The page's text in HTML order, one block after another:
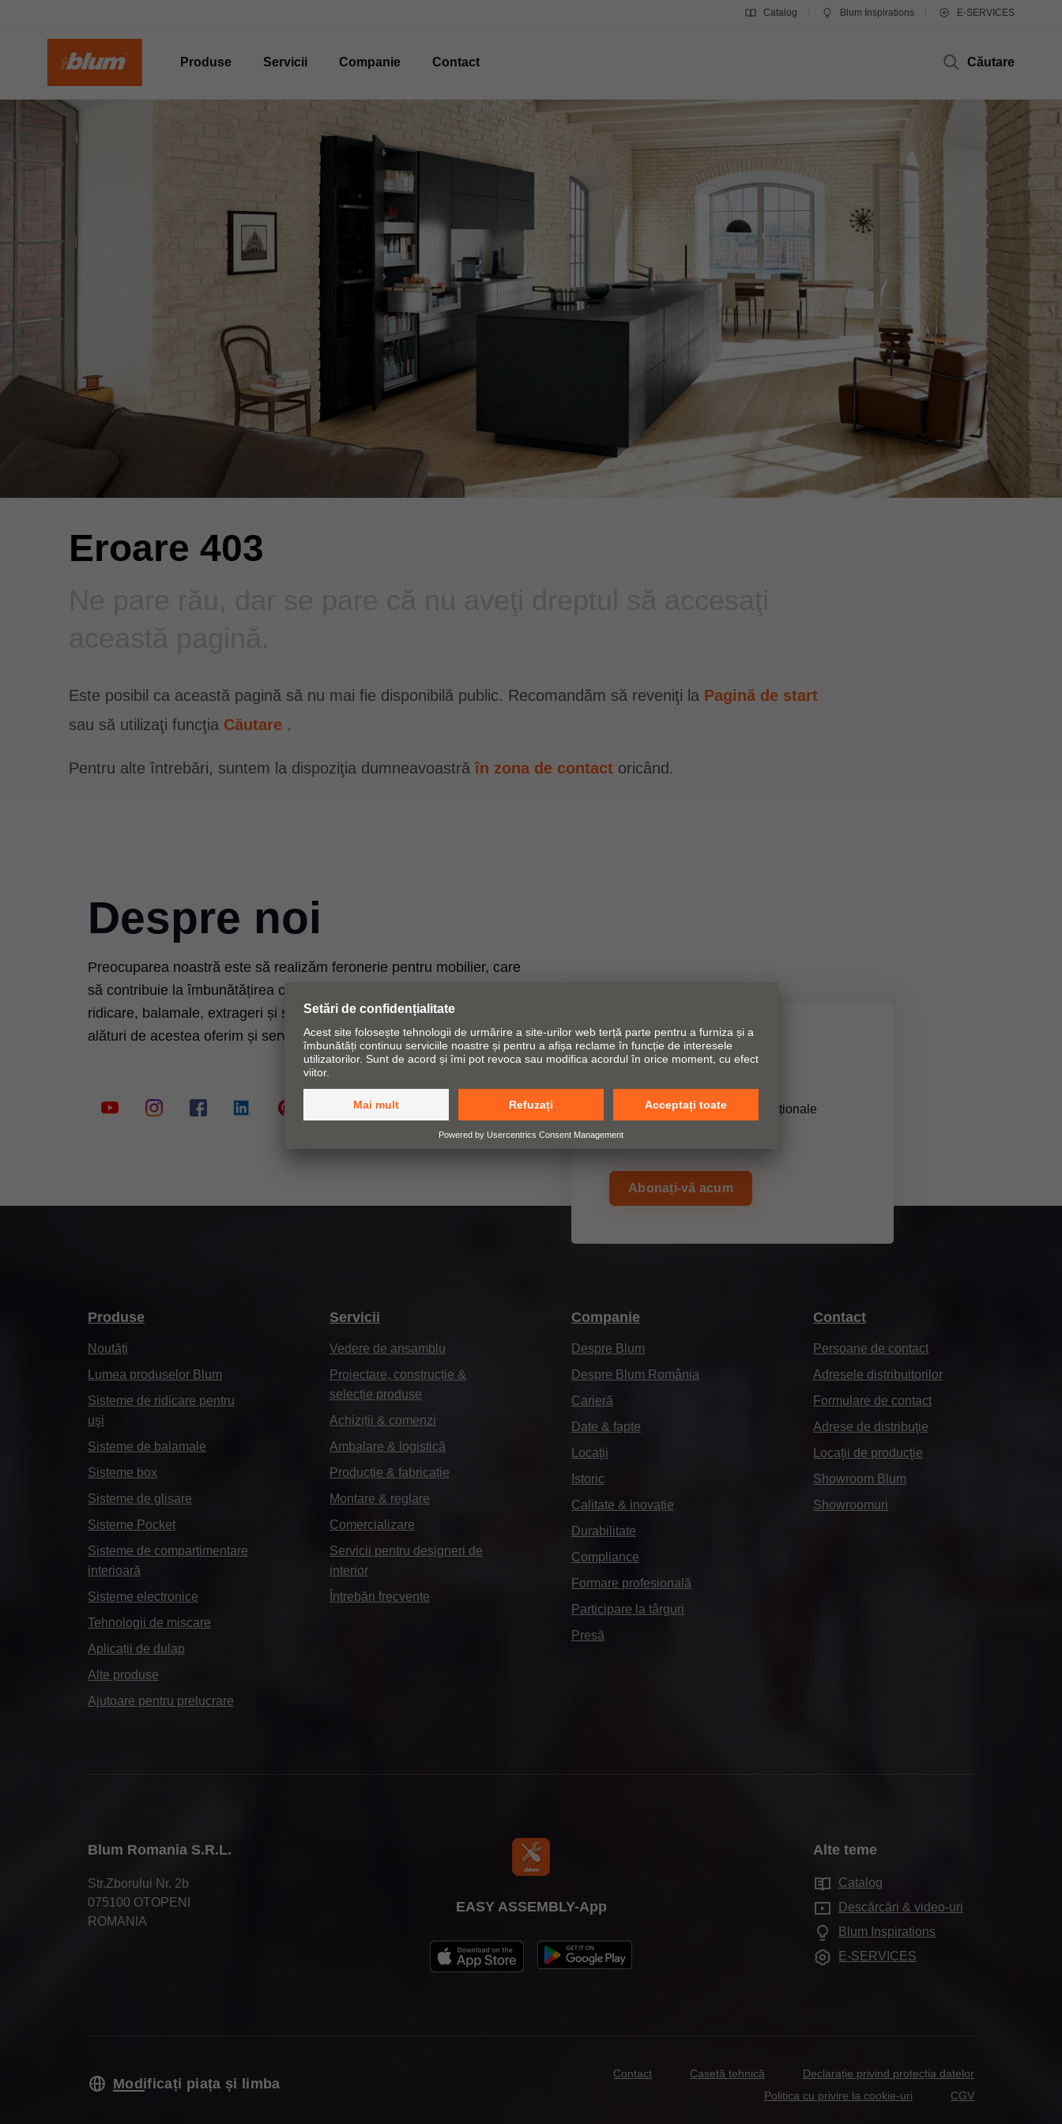
Catalog Blum Inspirations E-SERVICES
Produse Servicii Companie Contact Căutare
Eroare 403
Este posibil ca această pagină să nu mai fie disponibilă public. Recomandăm să reveniţi la Pagină de start
sau să utilizaţi funcţia Căutare .
Pentru alte întrebări, suntem la dispoziţia dumneavoastrăîn zona de contact oricând.
Despre noi
Preocuparea noastră este să realizăm feronerie pentru mobilier, care
să contribuie la îmbunătățirea calității vieții. Producem sisteme de
ridicare, balamale, extrageri și sisteme Pocket pentru mobilier, iar
alături de acestea oferim și servicii și ajutoare pentru prelucrare.
Noutăți Blum
Prezența la târguri internaționale
Abonați-vă acum
Produse
Noutăți
Lumea produselor Blum
Sisteme de ridicare pentru
uşi
Sisteme de balamale
Sisteme box
Sisteme de glisare
Sisteme Pocket
Sisteme de compartimentare
interioară
Sisteme electronice
Tehnologii de mișcare
Aplicații de dulap
Alte produse
Ajutoare pentru prelucrare
Servicii
Vedere de ansamblu
Proiectare, construcție &
selecție produse
Achiziții & comenzi
Ambalare & logistică
Producție & fabricație
Montare & reglare
Comercializare
Servicii pentru designeri de
interior
Întrebări frecvente
Companie
Despre Blum
Despre Blum România
Carieră
Date & fapte
Locaţii
Istoric
Calitate & inovație
Durabilitate
Compliance
Formare profesională
Participare la târguri
Presă
Contact
Persoane de contact
Adresele distribuitorilor
Formulare de contact
Adrese de distribuţie
Locaţii de producţie
Showroom Blum
Showroomuri
Blum Romania S.R.L.
Str.Zborului Nr. 2b
075100 OTOPENI
ROMANIA
EASY ASSEMBLY-App
Alte teme
Catalog
Descărcări & video-uri
Blum Inspirations
E-SERVICES
Modificați piața și limba
Contact Casetă tehnică
Declarație privind protecția datelor
Politica cu privire la cookie-uri
CGV